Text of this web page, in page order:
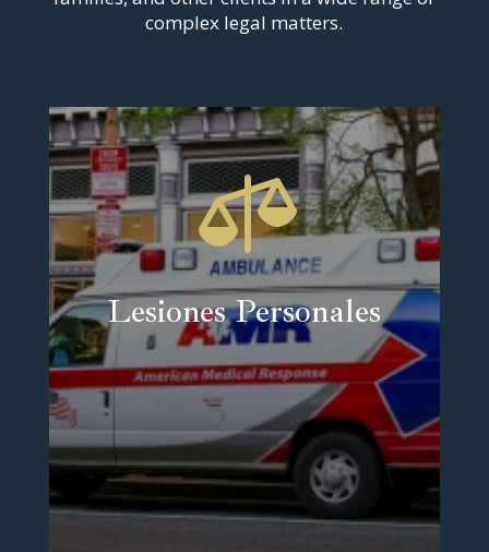
complex legal matters.

Lesiones Personales